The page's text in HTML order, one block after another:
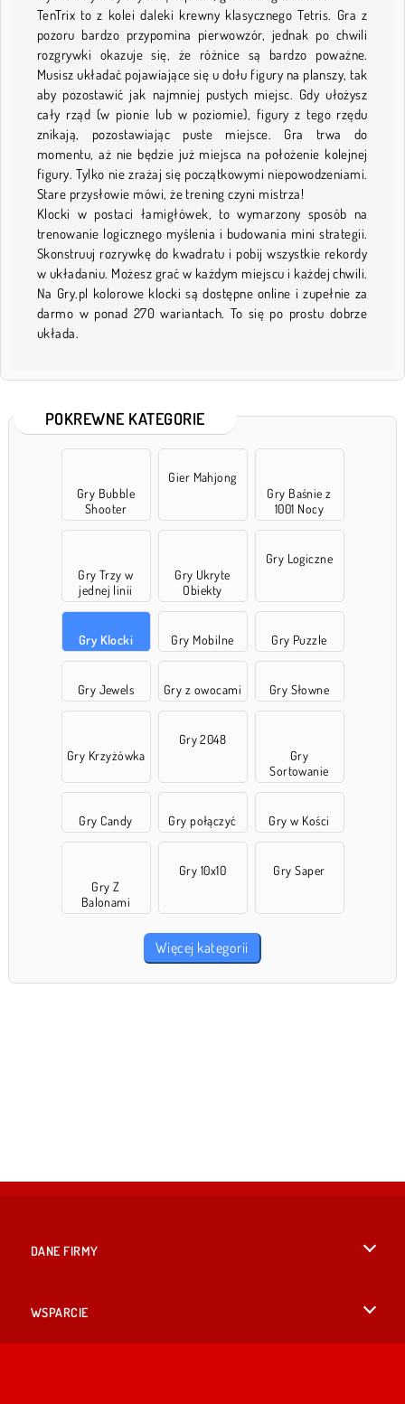
TenTrix to z kolei daleki krewny klasycznego Tetris. Gra z
pozoru bardzo przypomina pierwowzór, jednak po chwili
rozgrywki okazuje się, że różnice są bardzo poważne.
Musisz układać pojawiające się u dołu figury na planszy, tak
aby pozostawić jak najmniej pustych miejsc. Gdy ułożysz
cały rząd (w pionie lub w poziomie), figury z tego rzędu
znikają, pozostawiając puste miejsce. Gra trwa do
momentu, aż nie będzie już miejsca na położenie kolejnej
figury. Tylko nie zrażaj się początkowymi niepowodzeniami.
Stare przysłowie mówi, że trening czyni mistrza!
Klocki w postaci łamigłówek, to wymarzony sposób na
trenowanie logicznego myślenia i budowania mini strategii.
Skonstruuj rozrywkę do kwadratu i pobij wszystkie rekordy
w układaniu. Możesz grać w każdym miejscu i każdej chwili.
Na Gry.pl kolorowe klocki są dostępne online i zupełnie za
darmo w ponad 270 wariantach. To się po prostu dobrze
układa.
POKREWNE KATEGORIE
Gry Bubble
Shooter
Gier Mahjong
Gry Baśnie z
1001 Nocy
Gry Trzy w
jednej linii
Gry Ukryte
Obiekty
Gry Logiczne
Gry Klocki Gry Mobilne Gry Puzzle
Gry Jewels Gry z owocami Gry Słowne
Gry Krzyżówka
Gry 2048
Gry
Sortowanie
Gry Candy Gry połączyć Gry w Kości
Gry Z
Balonami
Gry 10x10 Gry Saper
Więcej kategorii
DANE FIRMY
WSPARCIE